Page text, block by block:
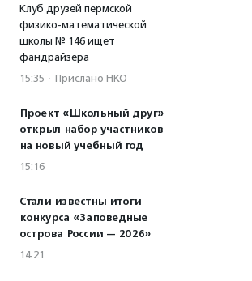
Клуб друзей пермской
физико-математической
школы № 146 ищет
фандрайзера
15:35 · Прислано НКО
Проект «Школьный друг»
открыл набор участников
на новый учебный год
15:16
Стали известны итоги
конкурса «Заповедные
острова России — 2026»
14:21